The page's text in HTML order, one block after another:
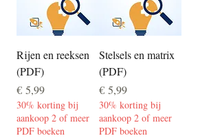
Rijen en reeksen
(PDF)
Prijs
€ 5,99
30% korting bij
aankoop 2 of meer
PDF boeken
Stelsels en matrix
(PDF)
Prijs
€ 5,99
30% korting bij
aankoop 2 of meer
PDF boeken